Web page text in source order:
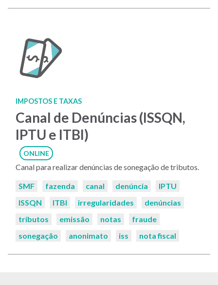
IMPOSTOS E TAXAS
Canal de Denúncias (ISSQN,
IPTU e ITBI)
ONLINE
Canal para realizar denúncias de sonegação de tributos.
Palavras-
SMF fazenda canal denúncia
IPTU
ISSQN
ITBI irregularidades
denúncias
tributos
emissão notas
fraude
sonegação
anonimato iss nota fiscal